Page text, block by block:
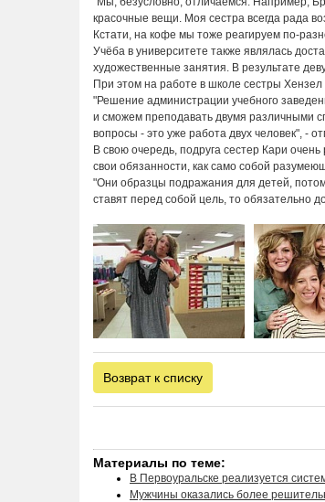
красочные вещи. Моя сестра всегда рада
Кстати, на кофе мы тоже реагируем по-
Учёба в университете также являлась
художественные занятия. В результате
При этом на работе в школе сестры
"Решение администрации учебного
и сможем преподавать двумя различными
вопросы - это уже работа двух человек", -
В свою очередь, подруга сестер Кари
свои обязанности, как само собой
"Они образцы подражания для детей,
ставят перед собой цель, то обязательно
Возврат к списку
Материалы по теме:
В Первоуральске реализуется
Мужчины оказались более